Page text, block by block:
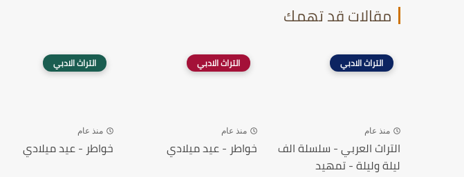
مقالات قد تهمك
التراث الادبي
منذ عام
التراث العربي - سلسلة الف
ليلة وليلة - تمهيد
التراث الادبي
منذ عام
خواطر - عيد ميلادي
التراث الادبي
منذ عام
خواطر - عيد ميلادي